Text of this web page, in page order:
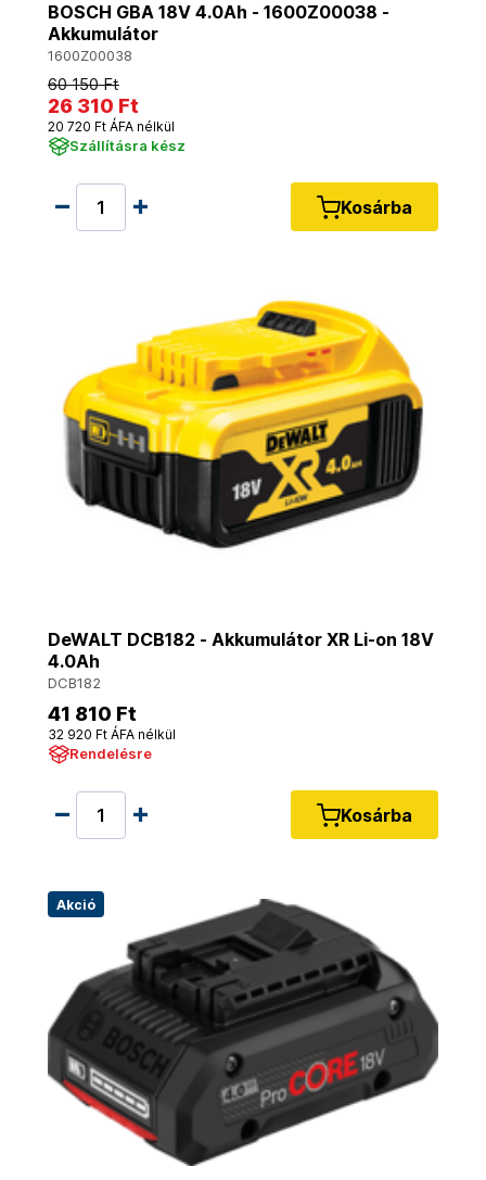
BOSCH GBA 18V 4.0Ah - 1600Z00038 -
Akkumulátor
1600Z00038
60 150 Ft
26 310 Ft
20 720 Ft ÁFA nélkül
Szállításra kész
Kosárba
DeWALT DCB182 - Akkumulátor XR Li-on 18V
4.0Ah
DCB182
41 810 Ft
32 920 Ft ÁFA nélkül
Rendelésre
Kosárba
Akció